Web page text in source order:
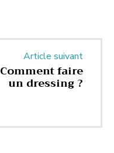
Article suivant
Comment faire
un dressing ?